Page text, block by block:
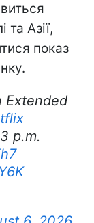
та Азії,
показ
Extended
p.m.